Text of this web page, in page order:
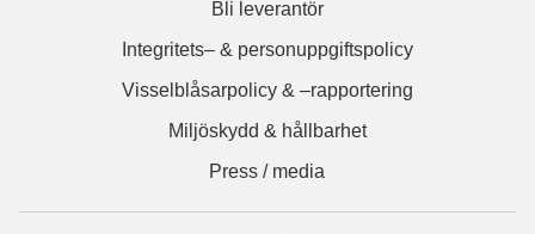
Bli leverantör
Integritets– & personuppgiftspolicy
Visselblåsarpolicy & –rapportering
Miljöskydd & hållbarhet
Press / media